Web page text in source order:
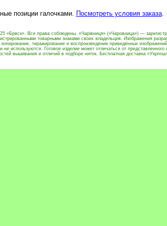
позиции галочками.
Посмотреть условия заказа.
«Брвск». Все права соблюдены. «Чарівниця» («Чаровница») —
товарными знаками своих владельцев. Изображения
тиражирование и воспроизведение приведённых
используются. Готовое изделие может отличаться от представленного
вышивания и отличий в подборе ниток. Бесплатная доставка